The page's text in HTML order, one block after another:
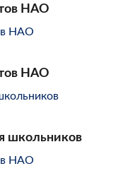
НАО
НАО
школьников